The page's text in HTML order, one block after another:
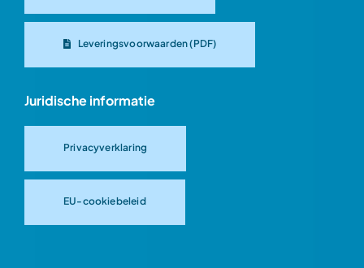
Leveringsvoorwaarden (PDF)
Juridische informatie
Privacyverklaring
EU-cookiebeleid